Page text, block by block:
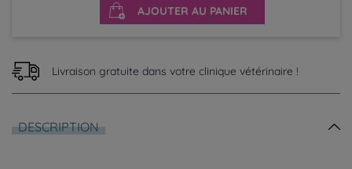
AJOUTER AU PANIER
Livraison gratuite dans votre clinique vétérinaire !
DESCRIPTION